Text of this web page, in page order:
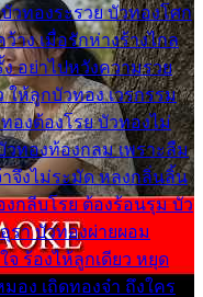
ทองระรวย บัวทองโศก
าง เมื่อรักห่างร้างไกล
อย่าไปหวังความรวย
ให้ลูกบัวทอง เวรกรรม
องต้องโรย บัวทองไม่
ทองท้องกลม เพราะลืม
จึงไม่ระมัด หลงกลิ่นลิ้น
กลีบโรย ต้องร้อนรุม บัว
า บัวทองผ่ายผอม
ร้องไห้ลูกเดียว หยุด
อง เถิดทองจ๋า ถึงใคร